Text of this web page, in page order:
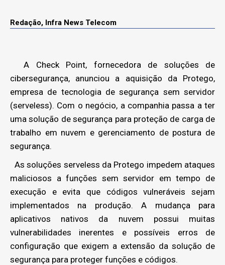
Redação, Infra News Telecom
A Check Point, fornecedora de soluções de
cibersegurança, anunciou a aquisição da Protego,
empresa de tecnologia de segurança sem servidor
(serveless). Com o negócio, a companhia passa a ter
uma solução de segurança para proteção de carga de
trabalho em nuvem e gerenciamento de postura de
segurança.
As soluções serveless da Protego impedem ataques
maliciosos a funções sem servidor em tempo de
execução e evita que códigos vulneráveis sejam
implementados na produção. A mudança para
aplicativos nativos da nuvem possui muitas
vulnerabilidades inerentes e possíveis erros de
configuração que exigem a extensão da solução de
segurança para proteger funções e códigos.